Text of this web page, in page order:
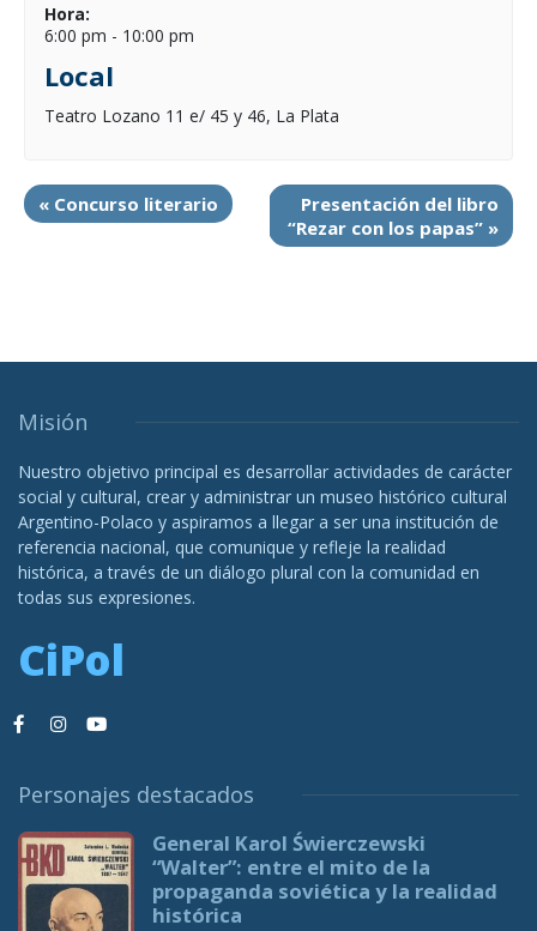
Hora:
6:00 pm - 10:00 pm
Local
Teatro Lozano 11 e/ 45 y 46, La Plata
« Concurso literario
Presentación del libro
“Rezar con los papas” »
Misión
Nuestro objetivo principal es desarrollar actividades de carácter
social y cultural, crear y administrar un museo histórico cultural
Argentino-Polaco y aspiramos a llegar a ser una institución de
referencia nacional, que comunique y refleje la realidad
histórica, a través de un diálogo plural con la comunidad en
todas sus expresiones.
CiPol
Personajes destacados
General Karol Świerczewski
“Walter”: entre el mito de la
propaganda soviética y la realidad
histórica